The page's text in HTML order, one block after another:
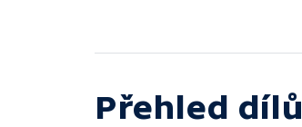
Přehled dílů